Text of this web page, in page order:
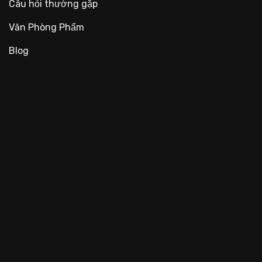
Câu hỏi thường gặp
Văn Phòng Phẩm
Blog